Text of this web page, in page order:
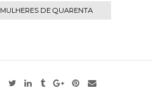
MULHERES DE QUARENTA